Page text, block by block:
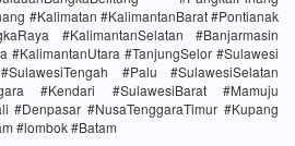
#Kalimatan #KalimantanBarat #Pontianak
#KalimantanSelatan #Banjarmasin
#KalimantanUtara #TanjungSelor #Sulawesi
#Palu #SulawesiSelatan
#Kendari #SulawesiBarat #Mamuju
#Denpasar #NusaTenggaraTimur #Kupang
#lombok #Batam